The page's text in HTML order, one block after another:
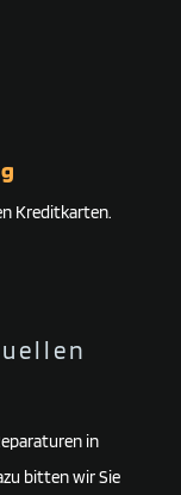
Kreditkarten.
in
bitten wir Sie